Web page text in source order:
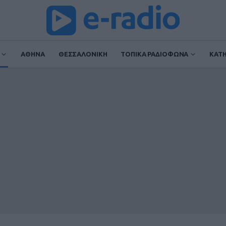
ΑΘΗΝΑ ΘΕΣΣΑΛΟΝΙΚΗ ΤΟΠΙΚΑ ΡΑΔΙΟΦΩΝΑ